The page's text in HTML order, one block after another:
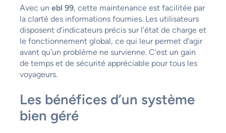
Avec un ebl 99, cette maintenance est facilitée par
la clarté des informations fournies. Les utilisateurs
disposent d’indicateurs précis sur l’état de charge et
le fonctionnement global, ce qui leur permet d’agir
avant qu’un problème ne survienne. C’est un gain
de temps et de sécurité appréciable pour tous les
voyageurs.
Les bénéfices d’un système
bien géré